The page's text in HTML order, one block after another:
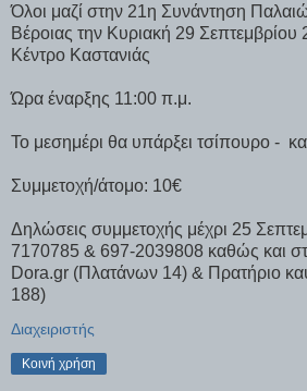
Όλοι μαζί στην 21η Συνάντηση
Βέροιας την Κυριακή 29
Κέντρο Καστανιάς
Ώρα έναρξης 11:00 π.μ.
Το μεσημέρι θα υπάρξει τσίπουρο -
Συμμετοχή/άτομο: 10€
Δηλώσεις συμμετοχής μέχρι 25
7170785 & 697-2039808 καθώς και
Dora.gr (Πλατάνων 14) & Πρατήριο
188)
Διαχειριστής
Κοινή χρήση